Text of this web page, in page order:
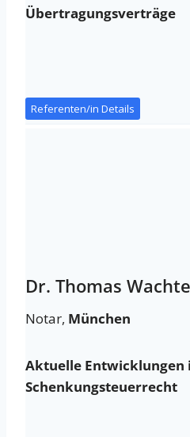
Übertragungsverträge
Referenten/in Details
Dr. Thomas
Notar, München
Aktuelle Entwicklungen
Schenkungsteuerrecht